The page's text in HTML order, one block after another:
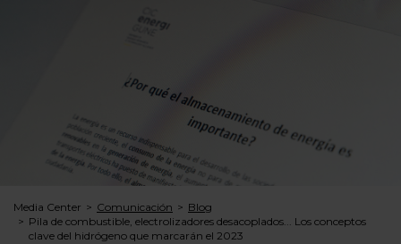
Media Center Comunicación
Blog
Pila de combustible, electrolizadores desacoplados... Los conceptos
clave del hidrógeno que marcarán el 2023